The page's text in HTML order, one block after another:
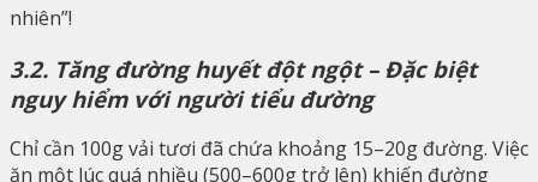
nhiên”!
3.2. Tăng đường huyết đột ngột – Đặc biệt
nguy hiểm với người tiểu đường
Chỉ cần 100g vải tươi đã chứa khoảng 15–20g đường. Việc
ăn một lúc quá nhiều (500–600g trở lên) khiến đường